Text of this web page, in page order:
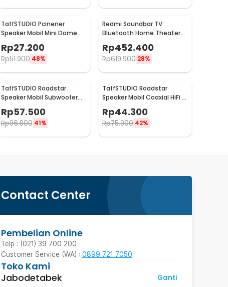
TaffSTUDIO Pcinener
Speaker Mobil Mini Dome
TS-T280
Rp27.200
Rp51.900 48%
Redmi Soundbar TV
Bluetooth Home Theater
30W - MDZ-34-DA
Rp452.400
Rp619.900 28%
TaffSTUDIO Roadstar
Speaker Mobil Subwoofer
VO-602
Rp57.500
Rp96.900 41%
TaffSTUDIO Roadstar
Speaker Mobil Coaxial HiFi 4
Inch 100W 1 PCS - VO-402
Rp44.300
Rp75.900 42%
Contact Center
Pembelian Online
Telp : (021) 39 700 200
Customer Service (WA) : 0899 721 7050
Toko Kami
Jabodetabek
Ganti